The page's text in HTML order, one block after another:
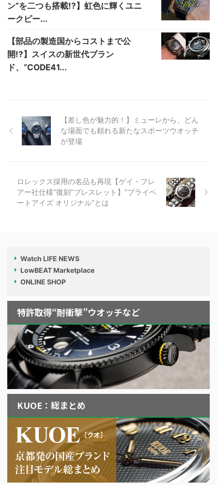
ン”を二つも搭載!?】虹色に輝くユニ
ークピー...
【部品の製造国からコストまで公
開!?】スイスの新世代ブラン
ド、“CODE41...
【差し色が魅力的！】ミューレから、どん
な場面でも頼れる新たなスポーツウオッチ
が登場
ロレックス採用の名品も再現【ゲイ・フレ
アー社仕様“復刻”ブレスレット】“プライベ
ートアイズ オリジナル”とは
Watch LIFE NEWS
LowBEAT Marketplace
ONLINE SHOP
特許取得“耐衝撃”ウオッチなど
KUOE：総まとめ